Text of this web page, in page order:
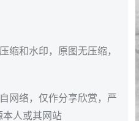
缩和水印，原图无压缩，
网络，仅作分享欣赏，严
本人或其网站